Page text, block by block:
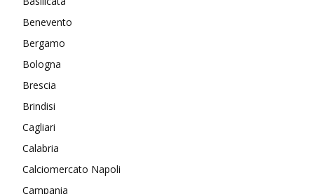
Benevento
Bergamo
Bologna
Brescia
Brindisi
Cagliari
Calabria
Calciomercato Napoli
Campania